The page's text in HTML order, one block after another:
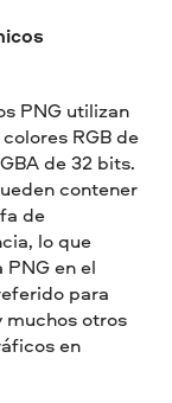
PNG utilizan
RGB de
de 32 bits.
contener
de
lo que
en el
para
muchos otros
en